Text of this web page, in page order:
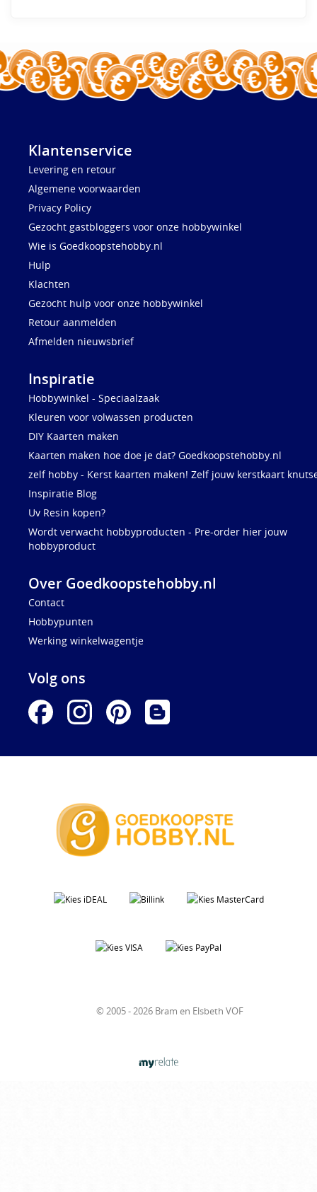
Klantenservice
Levering en retour
Algemene voorwaarden
Privacy Policy
Gezocht gastbloggers voor onze hobbywinkel
Wie is Goedkoopstehobby.nl
Hulp
Klachten
Gezocht hulp voor onze hobbywinkel
Retour aanmelden
Afmelden nieuwsbrief
Inspiratie
Hobbywinkel - Speciaalzaak
Kleuren voor volwassen producten
DIY Kaarten maken
Kaarten maken hoe doe je dat? Goedkoopstehobby.nl
zelf hobby - Kerst kaarten maken! Zelf jouw kerstkaart
Inspiratie Blog
Uv Resin kopen?
Wordt verwacht hobbyproducten - Pre-order hier jouw
hobbyproduct
Over Goedkoopstehobby.nl
Contact
Hobbypunten
Werking winkelwagentje
Volg ons
© 2005 - 2026 Bram en Elsbeth VOF